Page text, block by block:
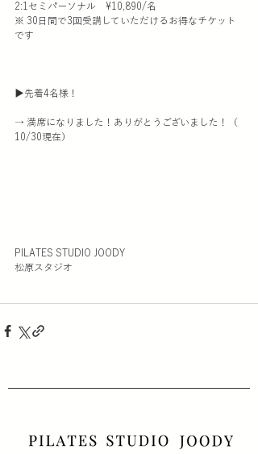
2:1セミパーソナル　¥10,890/名
※ 30日間で3回受講していただけるお得なチケット
です
▶︎先着4名様！
→ 満席になりました！ありがとうございました！（
10/30現在）
PILATES STUDIO JOODY
松原スタジオ